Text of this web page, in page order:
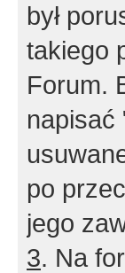
był
takiego
Forum.
napisać
po
jego
3. Na